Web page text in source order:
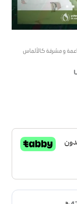
و مشرقة كالألماس